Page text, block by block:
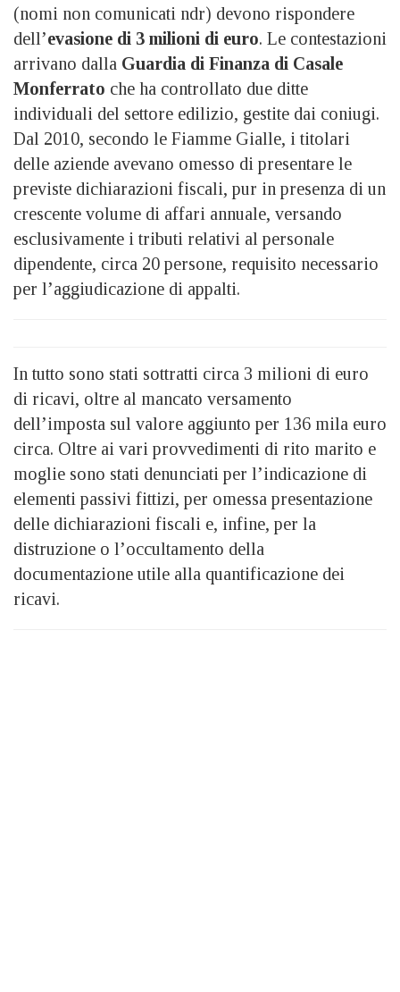
(nomi non comunicati ndr) devono rispondere
dell’evasione di 3 milioni di euro. Le contestazioni
arrivano dalla Guardia di Finanza di Casale
Monferrato che ha controllato due ditte
individuali del settore edilizio, gestite dai coniugi.
Dal 2010, secondo le Fiamme Gialle, i titolari
delle aziende avevano omesso di presentare le
previste dichiarazioni fiscali, pur in presenza di un
crescente volume di affari annuale, versando
esclusivamente i tributi relativi al personale
dipendente, circa 20 persone, requisito necessario
per l’aggiudicazione di appalti.
In tutto sono stati sottratti circa 3 milioni di euro
di ricavi, oltre al mancato versamento
dell’imposta sul valore aggiunto per 136 mila euro
circa. Oltre ai vari provvedimenti di rito marito e
moglie sono stati denunciati per l’indicazione di
elementi passivi fittizi, per omessa presentazione
delle dichiarazioni fiscali e, infine, per la
distruzione o l’occultamento della
documentazione utile alla quantificazione dei
ricavi.